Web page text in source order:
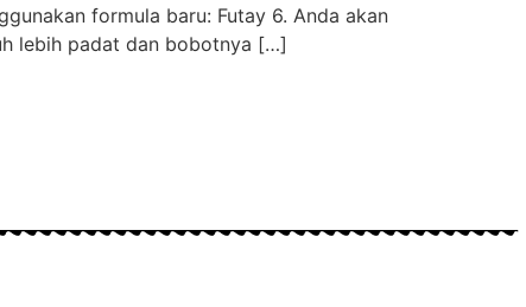
formula baru: Futay 6. Anda akan
lebih padat dan bobotnya […]